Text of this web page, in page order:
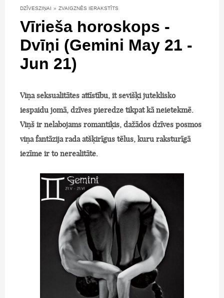
DZĪVESZIŅAI » ZVAIGZNĒS IERAKSTĪTS
Vīrieša horoskops -
Dvīņi (Gemini May 21 -
Jun 21)
Viņa seksualitātes attīstību, it sevišķi juteklisko
iespaidu jomā, dzīves pieredze tikpat kā neietekmē.
Viņš ir nelabojams romantiķis, dažādos dzīves posmos
viņa fantāzija rada atšķirīgus tēlus, kuru raksturīgā
iezīme ir to nerealitāte.